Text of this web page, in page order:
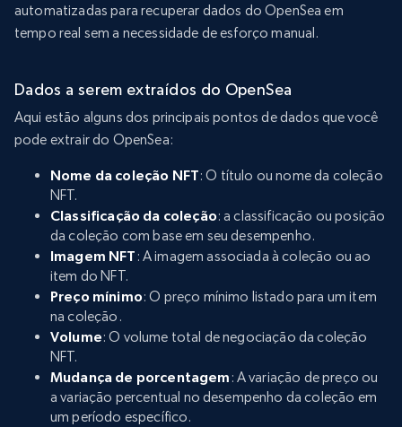
automatizadas para recuperar dados do OpenSea em
tempo real sem a necessidade de esforço manual.
Dados a serem extraídos do OpenSea
Aqui estão alguns dos principais pontos de dados que você
pode extrair do OpenSea:
Nome da coleção NFT: O título ou nome da coleção
NFT.
Classificação da coleção: a classificação ou posição
da coleção com base em seu desempenho.
Imagem NFT : A imagem associada à coleção ou ao
item do NFT.
Preço mínimo: O preço mínimo listado para um item
na coleção.
Volume: O volume total de negociação da coleção
NFT.
Mudança de porcentagem : A variação de preço ou
a variação percentual no desempenho da coleção em
um período específico.